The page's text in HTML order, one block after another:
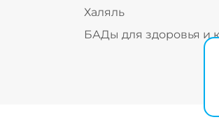
Халяль
БАДы для здоровья и